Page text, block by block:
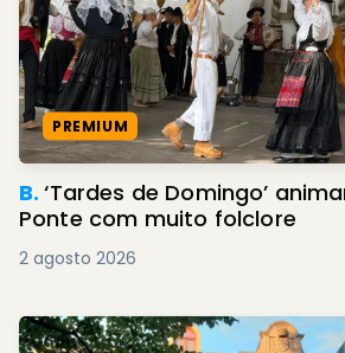
PREMIUM
B.‘Tardes de Domingo’
Ponte com muito folclore
2 agosto 2026